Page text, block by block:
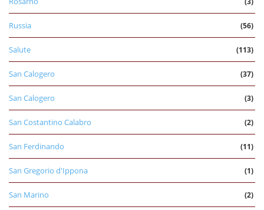
Russia (56)
Salute (113)
San Calogero (37)
San Calogero (3)
San Costantino Calabro (2)
San Ferdinando (11)
San Gregorio d'Ippona (1)
San Marino (2)